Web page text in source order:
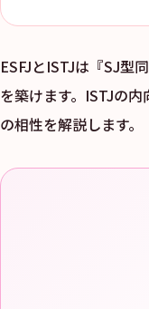
ESFJとISTJは『SJ型
を築けます。ISTJの
の相性を解説します。